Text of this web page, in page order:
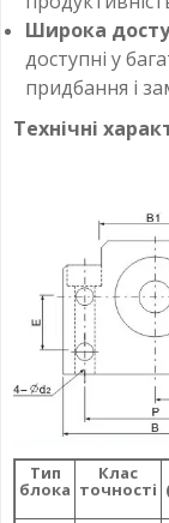
Широка
доступні у
придбання і
Технічні
Тип
блока
Клас
точності